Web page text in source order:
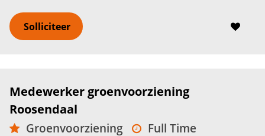
Solliciteer
Medewerker groenvoorziening
Roosendaal
Groenvoorziening
Full Time